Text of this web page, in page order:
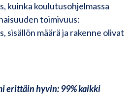
kuinka koulutusohjelmassa
toimivuus:
sisällön määrä ja rakenne olivat
erittäin hyvin: 99% kaikki